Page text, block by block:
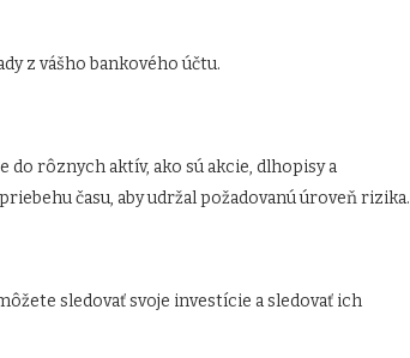
z vášho bankového účtu.
rôznych aktív, ako sú akcie, dlhopisy a
času, aby udržal požadovanú úroveň rizika.
sledovať svoje investície a sledovať ich